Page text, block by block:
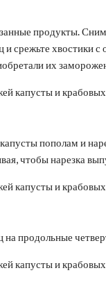
продукты.
срежьте хвостики с
их
пополам и
чтобы нарезка
на продольные